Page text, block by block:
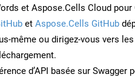
et Aspose.Cells Cloud pour
et Aspose.Cells GitHub
même ou dirigez-vous vers les
d’API basée sur Swagger